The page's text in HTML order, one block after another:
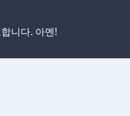
니다. 아멘!